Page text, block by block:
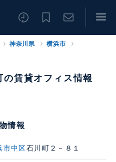
神奈川県
横浜市
賃貸オフィス情報
情報
市中区石川町２－８１